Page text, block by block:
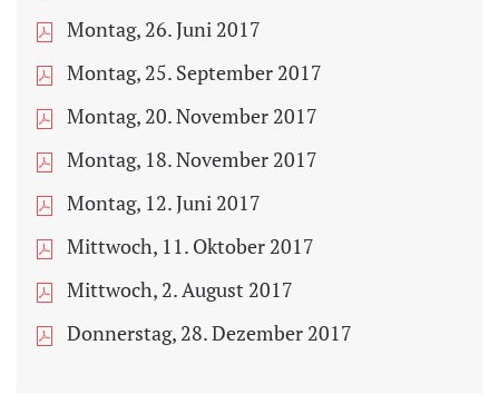
Montag, 26. Juni 2017
Montag, 25. September 2017
Montag, 20. November 2017
Montag, 18. November 2017
Montag, 12. Juni 2017
Mittwoch, 11. Oktober 2017
Mittwoch, 2. August 2017
Donnerstag, 28. Dezember 2017